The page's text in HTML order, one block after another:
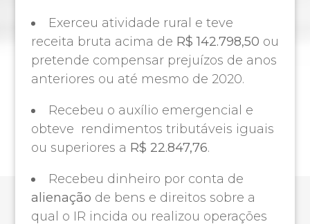
Exerceu atividade rural e teve
receita bruta acima de R$ 142.798,50 ou
pretende compensar prejuízos de anos
anteriores ou até mesmo de 2020.
Recebeu o auxílio emergencial e
obteve rendimentos tributáveis iguais
ou superiores a R$ 22.847,76.
Recebeu dinheiro por conta de
alienação de bens e direitos sobre a
qual o IR incida ou realizou operações